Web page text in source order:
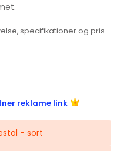
specifikationer og pris
reklame link
- sort